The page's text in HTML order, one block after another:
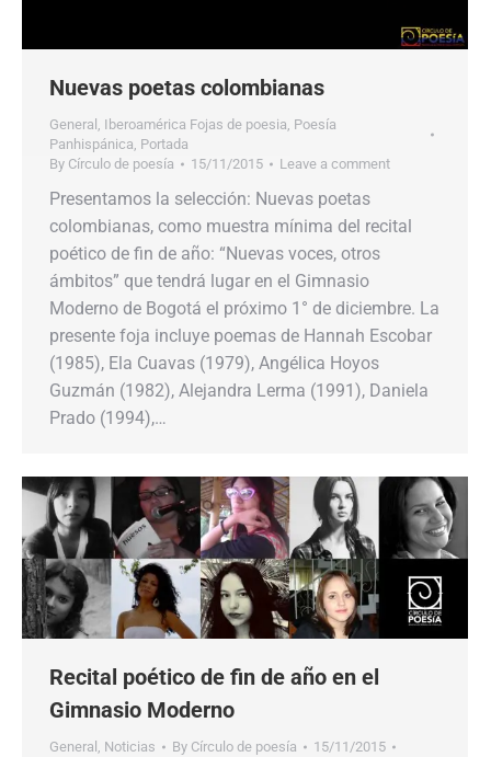
Nuevas poetas colombianas
General , Iberoamérica Fojas de poesia, Poesía
Panhispánica, Portada
By Círculo de poesía 15/11/2015 Leave a comment
Presentamos la selección: Nuevas poetas
colombianas, como muestra mínima del recital
poético de fin de año: “Nuevas voces, otros
ámbitos” que tendrá lugar en el Gimnasio
Moderno de Bogotá el próximo 1° de diciembre. La
presente foja incluye poemas de Hannah Escobar
(1985), Ela Cuavas (1979), Angélica Hoyos
Guzmán (1982), Alejandra Lerma (1991), Daniela
Prado (1994),…
Recital poético de fin de año en el
Gimnasio Moderno
General , Noticias By Círculo de poesía
15/11/2015